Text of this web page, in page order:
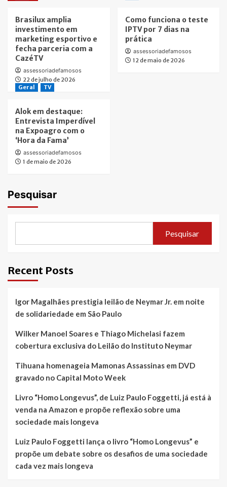
Brasilux amplia
investimento em
marketing esportivo e
fecha parceria com a
CazéTV
assessoriadefamosos
22 de julho de 2026
Como funciona o teste
IPTV por 7 dias na
prática
assessoriadefamosos
12 de maio de 2026
Geral TV
Alok em destaque:
Entrevista Imperdível
na Expoagro com o
‘Hora da Fama’
assessoriadefamosos
1 de maio de 2026
Pesquisar
Pesquisar
Recent Posts
Igor Magalhães prestigia leilão de Neymar Jr. em noite
de solidariedade em São Paulo
Wilker Manoel Soares e Thiago Michelasi fazem
cobertura exclusiva do Leilão do Instituto Neymar
Tihuana homenageia Mamonas Assassinas em DVD
gravado no Capital Moto Week
Livro “Homo Longevus”, de Luiz Paulo Foggetti, já está à
venda na Amazon e propõe reflexão sobre uma
sociedade mais longeva
Luiz Paulo Foggetti lança o livro “Homo Longevus” e
propõe um debate sobre os desafios de uma sociedade
cada vez mais longeva